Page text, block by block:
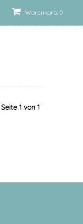
Warenkorb: 0
Seite 1 von 1